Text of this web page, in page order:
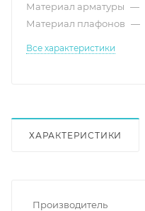
Материал арматуры —
Материал плафонов —
Все характеристики
ХАРАКТЕРИСТИКИ
Производитель